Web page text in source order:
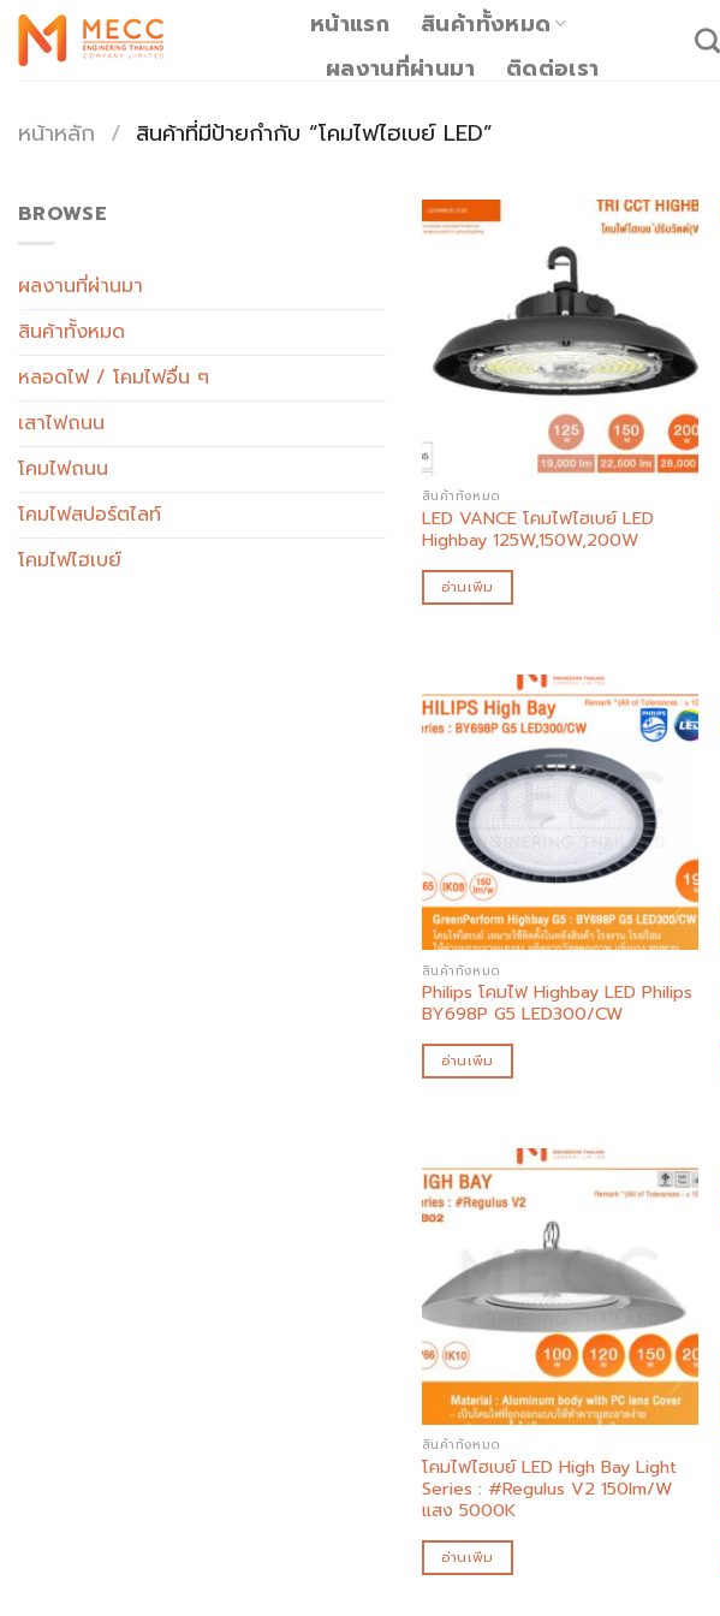
Skip
content
หน้าแรก
สินค้าทั้งหมด
ผลงานที่ผ่านมา
ติดต่อเรา
หน้าหลัก / สินค้าที่มีป้ายกำกับ “โคมไฟไฮเบย์ LED”
BROWSE
ผลงานที่ผ่านมา
สินค้าทั้งหมด
หลอดไฟ / โคมไฟอื่น ๆ
เสาไฟถนน
โคมไฟถนน
โคมไฟสปอร์ตไลท์
โคมไฟไฮเบย์
wishlist
สินค้าทั้งหมด
LED VANCE โคมไฟไฮเบย์ LED
Highbay 125W,150W,200W
อ่านเพิ่ม
Add to
wishlist
สินค้าทั้งหมด
Philips โคมไฟ Highbay LED Philips
BY698P G5 LED300/CW
อ่านเพิ่ม
wishlist
สินค้าทั้งหมด
โคมไฟไฮเบย์ LED High Bay Light
Series : #Regulus V2 150lm/W
แสง 5000K
อ่านเพิ่ม